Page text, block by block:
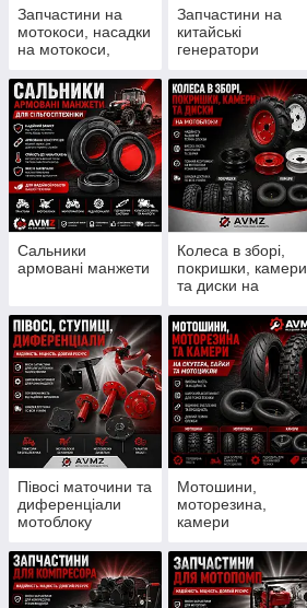
Запчастини на
мотокоси, насадки
на мотокоси,
Запчастини на
китайські
генератори
Сальники
армовані манжети
Колеса в зборі,
покришки, камери
та диски на
Півосі маточини та
диференціали
мотоблоку
Мотошини,
моторезина,
камери